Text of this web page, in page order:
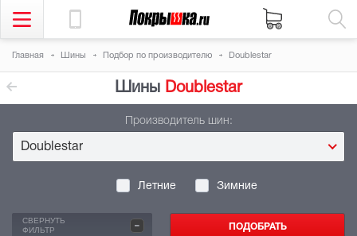
Главная Шины Подбор по производителю Doublestar
Шины Doublestar
Производитель шин:
Doublestar
Летние Зимние
СВЕРНУТЬ
ФИЛЬТР
-